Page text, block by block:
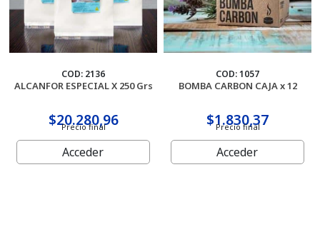
COD: 2136
ALCANFOR ESPECIAL X 250 Grs
$20.280,96
Precio final
Acceder
COD: 1057
BOMBA CARBON CAJA x 12
$1.830,37
Precio final
Acceder